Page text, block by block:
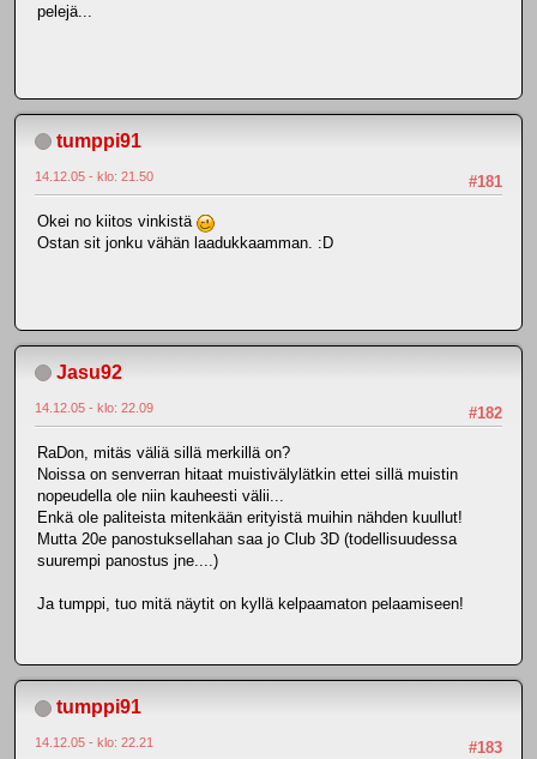
pelejä...
tumppi91
#181
14.12.05 - klo: 21.50
Okei no kiitos vinkistä
Ostan sit jonku vähän laadukkaamman. :D
Jasu92
#182
14.12.05 - klo: 22.09
RaDon, mitäs väliä sillä merkillä on?
Noissa on senverran hitaat muistivälylätkin ettei sillä muistin
nopeudella ole niin kauheesti välii...
Enkä ole paliteista mitenkään erityistä muihin nähden kuullut!
Mutta 20e panostuksellahan saa jo Club 3D (todellisuudessa
suurempi panostus jne....)
Ja tumppi, tuo mitä näytit on kyllä kelpaamaton pelaamiseen!
tumppi91
#183
14.12.05 - klo: 22.21